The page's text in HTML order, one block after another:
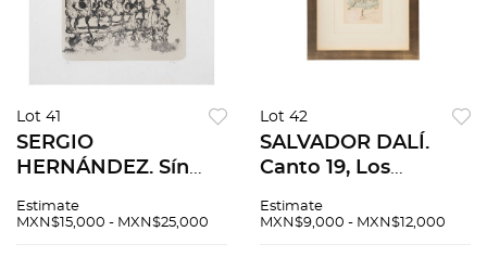
Lot 41
SERGIO
HERNÁNDEZ. Sín
Litografía 4 / 20. 40
Estimate
MXN$15,000 - MXN$25,000
Lot 42
SALVADOR DALÍ.
Canto 19, Los
serie La Divina
Estimate
MXN$9,000 - MXN$12,000